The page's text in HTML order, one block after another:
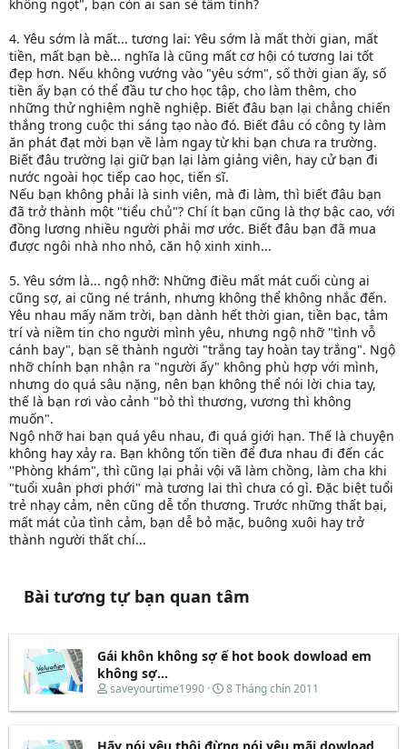
không ngọt", bạn còn ai san sẻ tâm tình?
4. Yêu sớm là mất... tương lai: Yêu sớm là mất thời gian, mất
tiền, mất bạn bè... nghĩa là cũng mất cơ hội có tương lai tốt
đẹp hơn. Nếu không vướng vào "yêu sớm", số thời gian ấy, số
tiền ấy bạn có thể đầu tư cho học tập, cho làm thêm, cho
những thử nghiệm nghề nghiệp. Biết đâu bạn lại chẳng chiến
thắng trong cuộc thi sáng tạo nào đó. Biết đâu có công ty làm
ăn phát đạt mời bạn về làm ngay từ khi bạn chưa ra trường.
Biết đâu trường lại giữ bạn lại làm giảng viên, hay cử bạn đi
nước ngoài học tiếp cao học, tiến sĩ.
Nếu bạn không phải là sinh viên, mà đi làm, thì biết đâu bạn
đã trở thành một "tiểu chủ"? Chí ít bạn cũng là thợ bậc cao, với
đồng lương nhiều người phải mơ ước. Biết đâu bạn đã mua
được ngôi nhà nho nhỏ, căn hộ xinh xinh...
5. Yêu sớm là... ngộ nhỡ: Những điều mất mát cuối cùng ai
cũng sợ, ai cũng né tránh, nhưng không thể không nhắc đến.
Yêu nhau mấy năm trời, bạn dành hết thời gian, tiền bạc, tâm
trí và niềm tin cho người mình yêu, nhưng ngộ nhỡ "tình vỗ
cánh bay", bạn sẽ thành người "trắng tay hoàn tay trắng". Ngộ
nhỡ chính bạn nhận ra "người ấy" không phù hợp với mình,
nhưng do quá sâu nặng, nên bạn không thể nói lời chia tay,
thế là bạn rơi vào cảnh "bỏ thì thương, vương thì không
muốn".
Ngộ nhỡ hai bạn quá yêu nhau, đi quá giới hạn. Thế là chuyện
không hay xảy ra. Bạn không tốn tiền để đưa nhau đi đến các
''Phòng khám", thì cũng lại phải vội vã làm chồng, làm cha khi
"tuổi xuân phơi phới" mà tương lai thì chưa có gì. Đặc biệt tuổi
trẻ nhạy cảm, nên cũng dễ tổn thương. Trước những thất bại,
mất mát của tình cảm, bạn dễ bỏ mặc, buông xuôi hay trở
thành người thất chí...
Bài tương tự bạn quan tâm
Gái khôn không sợ ế hot book dowload em
không sợ...
T
r
a
saveyourtime1990
N
à
b
8 Tháng chín 2011